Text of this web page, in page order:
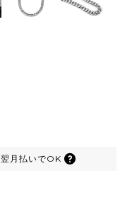
翌月払いでOK